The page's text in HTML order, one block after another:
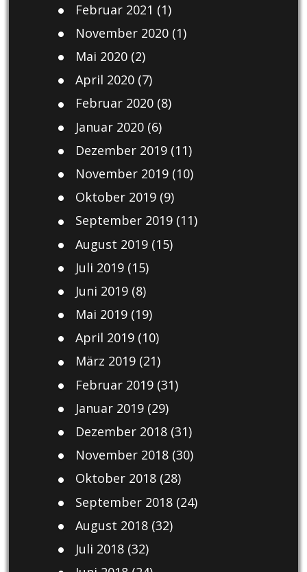
Februar 2021 (1)
November 2020(1)
Mai 2020(2)
April 2020(7)
Februar 2020(8)
Januar 2020(6)
Dezember 2019(11)
November 2019(10)
Oktober 2019(9)
September 2019(11)
August 2019(15)
Juli 2019(15)
Juni 2019(8)
Mai 2019(19)
April 2019(10)
März 2019(21)
Februar 2019(31)
Januar 2019(29)
Dezember 2018(31)
November 2018(30)
Oktober 2018(28)
September 2018(24)
August 2018(32)
Juli 2018(32)